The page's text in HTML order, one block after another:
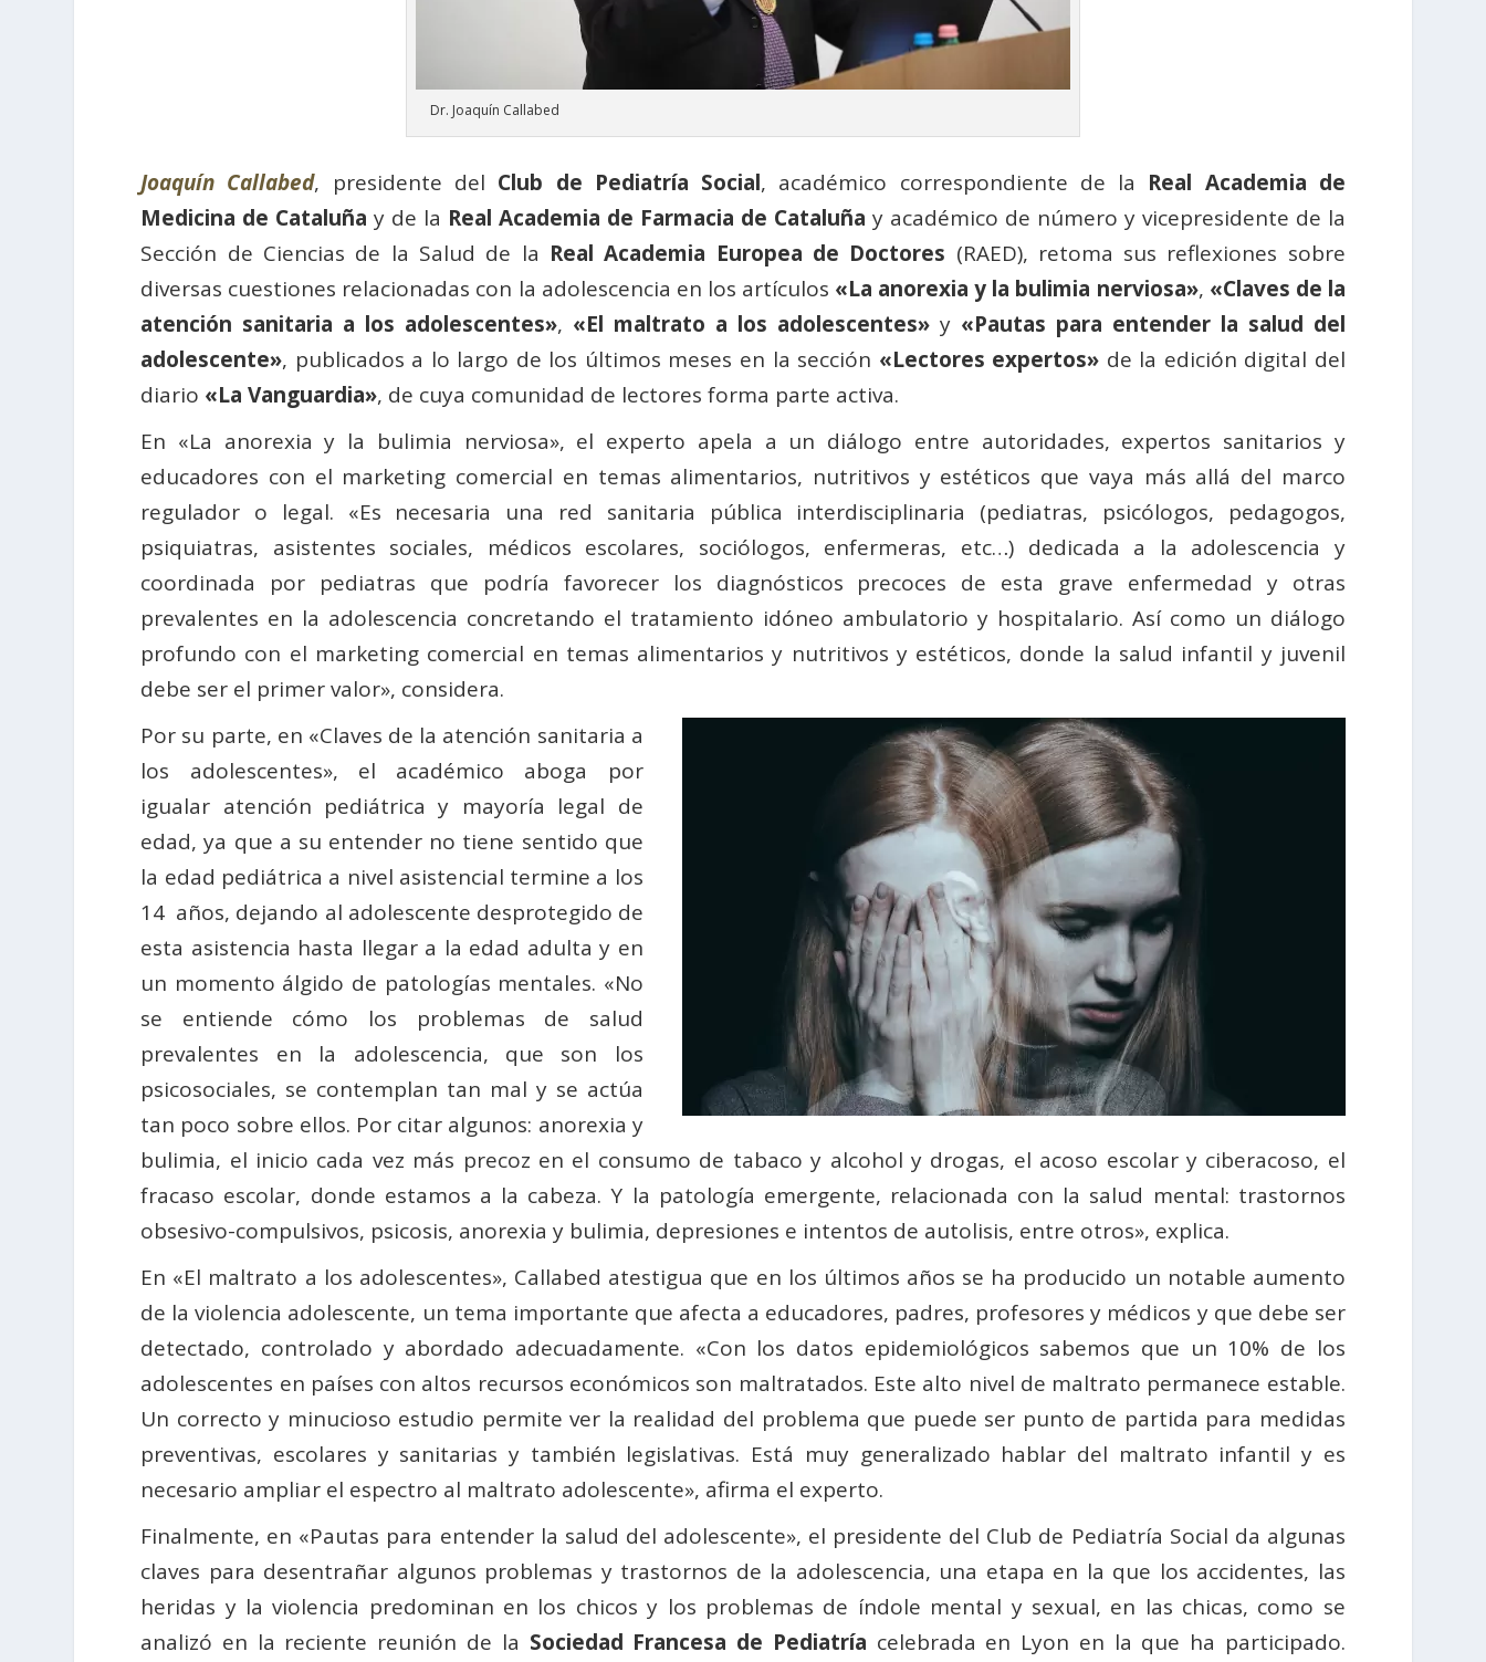
Dr. Joaquín Callabed
Joaquín Callabed, presidente del Club de Pediatría Social, académico correspondiente de la Real Academia de
Medicina de Cataluña y de la Real Academia de Farmacia de Cataluña y académico de número y vicepresidente de la
Sección de Ciencias de la Salud de la Real Academia Europea de Doctores (RAED), retoma sus reflexiones sobre
diversas cuestiones relacionadas con la adolescencia en los artículos «La anorexia y la bulimia nerviosa», «Claves de la
atención sanitaria a los adolescentes», «El maltrato a los adolescentes» y «Pautas para entender la salud del
adolescente», publicados a lo largo de los últimos meses en la sección «Lectores expertos» de la edición digital del
diario «La Vanguardia», de cuya comunidad de lectores forma parte activa.
En «La anorexia y la bulimia nerviosa», el experto apela a un diálogo entre autoridades, expertos sanitarios y
educadores con el marketing comercial en temas alimentarios, nutritivos y estéticos que vaya más allá del marco
regulador o legal. «Es necesaria una red sanitaria pública interdisciplinaria (pediatras, psicólogos, pedagogos,
psiquiatras, asistentes sociales, médicos escolares, sociólogos, enfermeras, etc…) dedicada a la adolescencia y
coordinada por pediatras que podría favorecer los diagnósticos precoces de esta grave enfermedad y otras
prevalentes en la adolescencia concretando el tratamiento idóneo ambulatorio y hospitalario. Así como un diálogo
profundo con el marketing comercial en temas alimentarios y nutritivos y estéticos, donde la salud infantil y juvenil
debe ser el primer valor», considera.
Por su parte, en «Claves de la atención sanitaria a
los adolescentes», el académico aboga por
igualar atención pediátrica y mayoría legal de
edad, ya que a su entender no tiene sentido que
la edad pediátrica a nivel asistencial termine a los
14 años, dejando al adolescente desprotegido de
esta asistencia hasta llegar a la edad adulta y en
un momento álgido de patologías mentales. «No
se entiende cómo los problemas de salud
prevalentes en la adolescencia, que son los
psicosociales, se contemplan tan mal y se actúa
tan poco sobre ellos. Por citar algunos: anorexia y
bulimia, el inicio cada vez más precoz en el consumo de tabaco y alcohol y drogas, el acoso escolar y ciberacoso, el
fracaso escolar, donde estamos a la cabeza. Y la patología emergente, relacionada con la salud mental: trastornos
obsesivo-compulsivos, psicosis, anorexia y bulimia, depresiones e intentos de autolisis, entre otros», explica.
En «El maltrato a los adolescentes», Callabed atestigua que en los últimos años se ha producido un notable aumento
de la violencia adolescente, un tema importante que afecta a educadores, padres, profesores y médicos y que debe ser
detectado, controlado y abordado adecuadamente. «Con los datos epidemiológicos sabemos que un 10% de los
adolescentes en países con altos recursos económicos son maltratados. Este alto nivel de maltrato permanece estable.
Un correcto y minucioso estudio permite ver la realidad del problema que puede ser punto de partida para medidas
preventivas, escolares y sanitarias y también legislativas. Está muy generalizado hablar del maltrato infantil y es
necesario ampliar el espectro al maltrato adolescente», afirma el experto.
Finalmente, en «Pautas para entender la salud del adolescente», el presidente del Club de Pediatría Social da algunas
claves para desentrañar algunos problemas y trastornos de la adolescencia, una etapa en la que los accidentes, las
heridas y la violencia predominan en los chicos y los problemas de índole mental y sexual, en las chicas, como se
analizó en la reciente reunión de la Sociedad Francesa de Pediatría celebrada en Lyon en la que ha participado.